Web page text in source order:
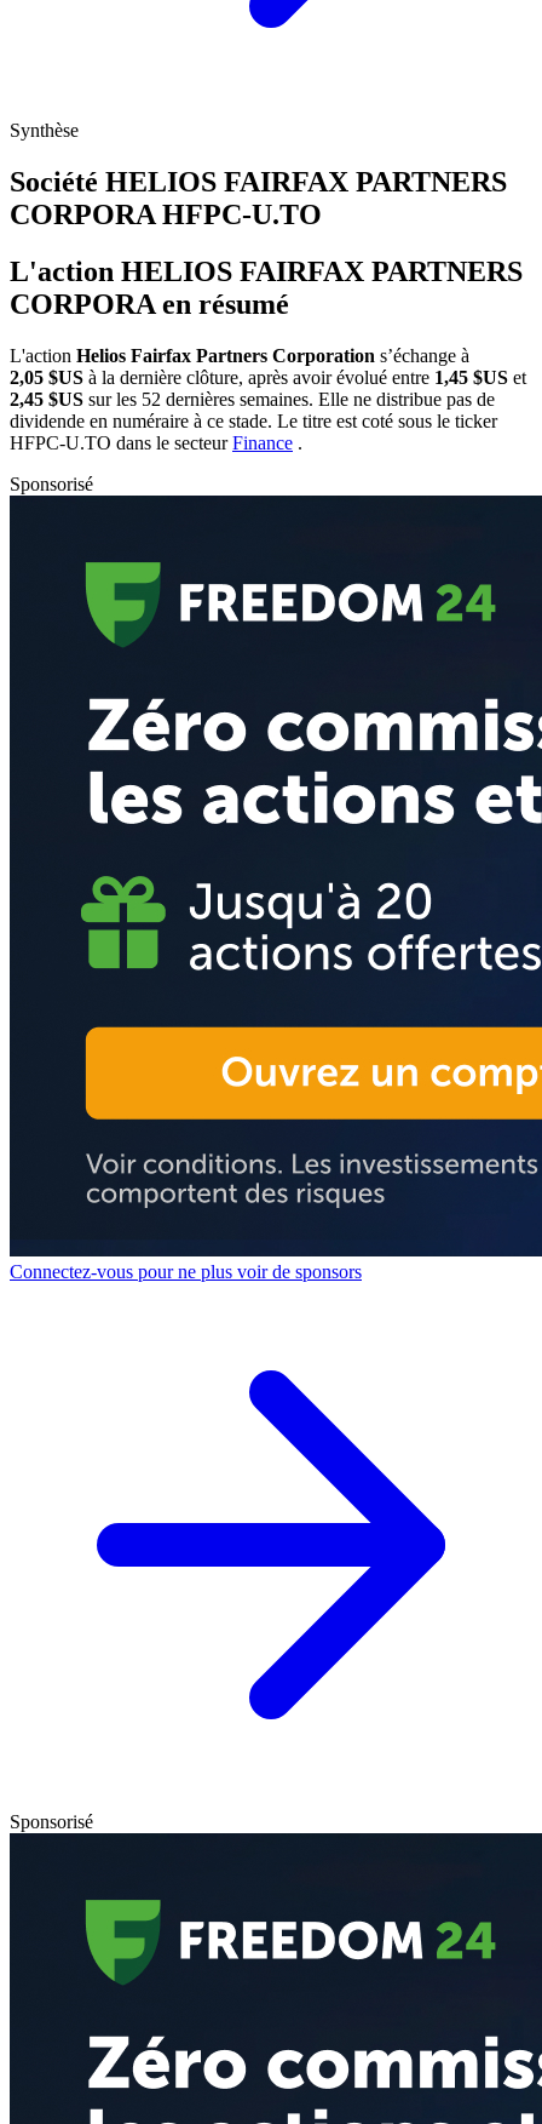
Synthèse
Société HELIOS FAIRFAX PARTNERS
CORPORA HFPC-U.TO
L'action HELIOS FAIRFAX PARTNERS
CORPORA en résumé
L'action Helios Fairfax Partners Corporation s’échange à
2,05 $US à la dernière clôture, après avoir évolué entre 1,45 $US et
2,45 $US sur les 52 dernières semaines. Elle ne distribue pas de
dividende en numéraire à ce stade. Le titre est coté sous le ticker
HFPC-U.TO dans le secteurFinance .
Sponsorisé
Connectez-vous pour ne plus voir de sponsors
Sponsorisé